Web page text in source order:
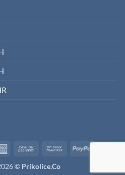
American
Cash
Delivery
Bank
© Prikolice.Co